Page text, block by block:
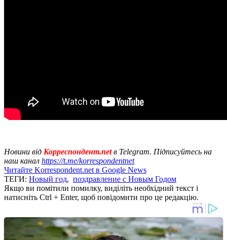
Новини від Корреспондент.netв Telegram. Підписуйтесь на
наш канал https://t.me/korrespondentnet
Читайте Korrespondent.net в Google News
ТЕГИ: Новый год, поздравление с Новым Годом
Якщо ви помітили помилку, виділіть необхідний текст і
натисніть Ctrl + Enter, щоб повідомити про це редакцію.